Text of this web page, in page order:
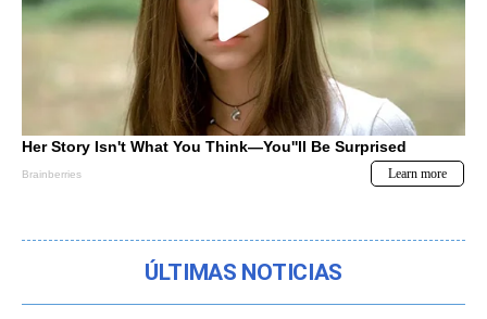
ÚLTIMAS NOTICIAS